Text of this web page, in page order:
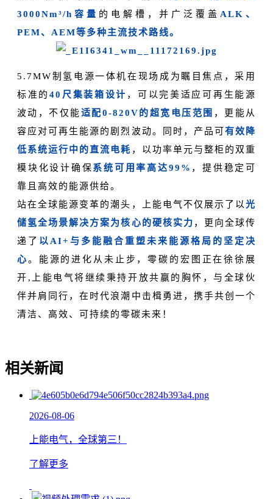
3000Nm³/h容量 的电解槽，并广泛覆盖 ALK、
PEM、AEM等多种主流技术路线。
5.7MW制氢电源一体机在现场成为瞩目焦点，采用
标准的40尺集装箱设计 ，可以完美适应可再生能源
波动，不仅能适配0-820V的超宽电压范围 ，更能从
容应对可再生能源的剧烈波动。同时，产品可有效降
低系统运行中的直流电耗 ，以功率单元与整柜的双重
模块化设计确保系统可用率高达99% ，提供稳定可
靠且高效的能源供给。
站在全球能源变革的潮头，上能电气不仅展示了以 光
储氢全场景解决方案为核心的硬核实力 ，更向全球传
递了 以AI+与多能融合重塑未来能源格局的坚定决
心。能源的进化从未止步，零碳的宏图正在徐徐展
开,上能电气将继续秉持开放共赢的胸怀，与全球伙
伴并肩同行，在时代浪潮中击楫勇进，携手共创一个
清洁、高效、可持续的零碳未来！
相关新闻
2026-08-06
上能电气，全球第三！
了解更多